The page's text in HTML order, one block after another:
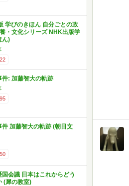
学びのきほん 自分ごとの政
・文化シリーズ NHK出版学
ん)
件: 加藤智大の軌跡
件 加藤智大の軌跡 (朝日文
国会議 日本はこれからどう
(犀の教室)